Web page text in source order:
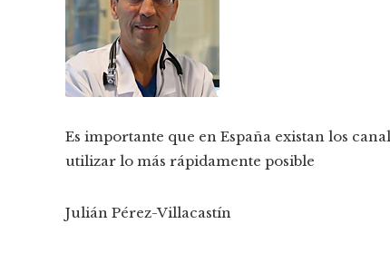
Es importante que en España existan los
utilizar lo más rápidamente posible
Julián Pérez-Villacastín